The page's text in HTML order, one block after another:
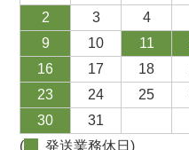
2
3 4
9
10 11
16
17 18
23
24 25
30
31
(
発送業務休日)